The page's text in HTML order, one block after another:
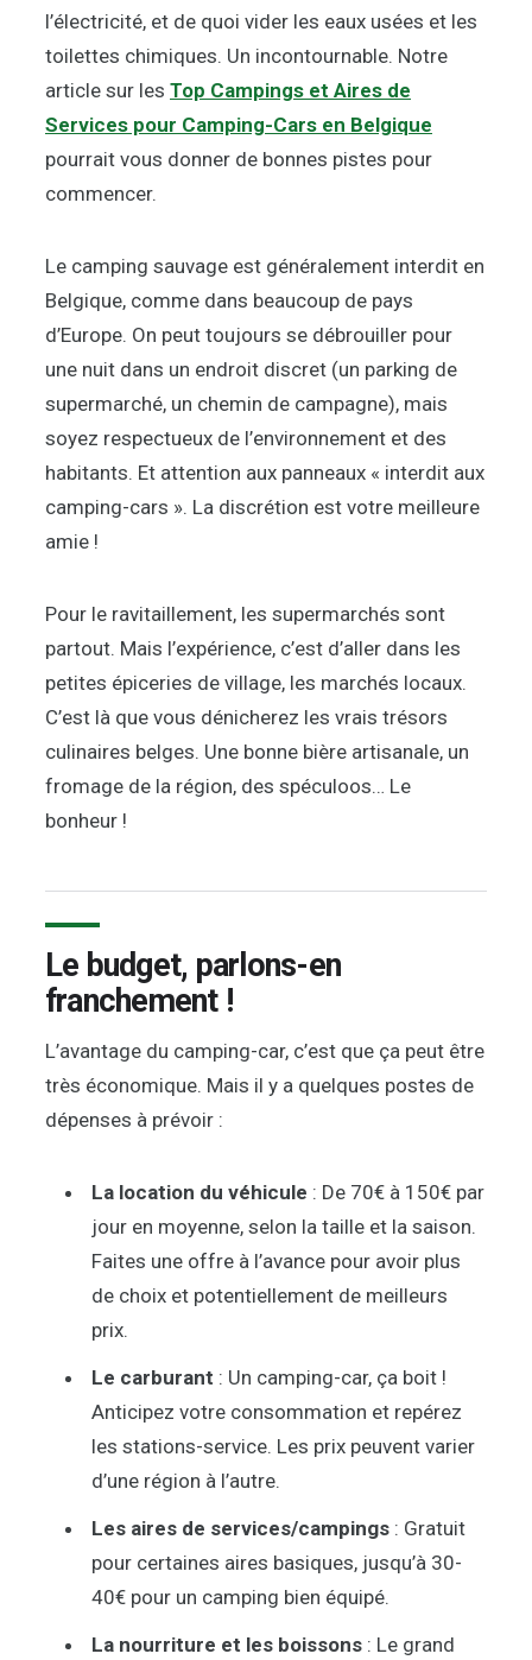
l’électricité, et de quoi vider les eaux usées et les
toilettes chimiques. Un incontournable. Notre
article sur les Top Campings et Aires de
Services pour Camping-Cars en Belgique
pourrait vous donner de bonnes pistes pour
commencer.
Le camping sauvage est généralement interdit en
Belgique, comme dans beaucoup de pays
d’Europe. On peut toujours se débrouiller pour
une nuit dans un endroit discret (un parking de
supermarché, un chemin de campagne), mais
soyez respectueux de l’environnement et des
habitants. Et attention aux panneaux « interdit aux
camping-cars ». La discrétion est votre meilleure
amie !
Pour le ravitaillement, les supermarchés sont
partout. Mais l’expérience, c’est d’aller dans les
petites épiceries de village, les marchés locaux.
C’est là que vous dénicherez les vrais trésors
culinaires belges. Une bonne bière artisanale, un
fromage de la région, des spéculoos… Le
bonheur !
Le budget, parlons-en
franchement !
L’avantage du camping-car, c’est que ça peut être
très économique. Mais il y a quelques postes de
dépenses à prévoir :
La location du véhicule : De 70€ à 150€ par
jour en moyenne, selon la taille et la saison.
Faites une offre à l’avance pour avoir plus
de choix et potentiellement de meilleurs
prix.
Le carburant : Un camping-car, ça boit !
Anticipez votre consommation et repérez
les stations-service. Les prix peuvent varier
d’une région à l’autre.
Les aires de services/campings : Gratuit
pour certaines aires basiques, jusqu’à 30-
40€ pour un camping bien équipé.
La nourriture et les boissons : Le grand